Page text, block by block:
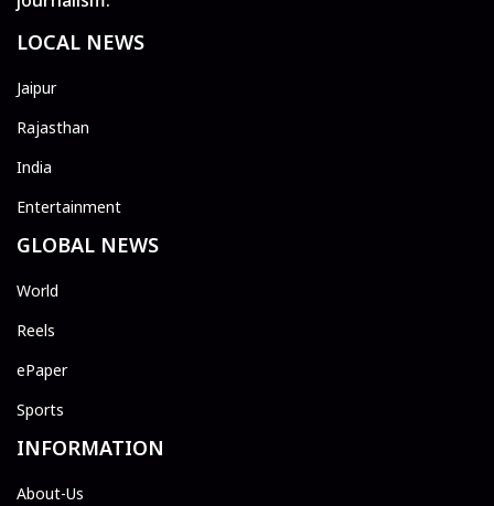
LOCAL NEWS
Jaipur
Rajasthan
India
Entertainment
GLOBAL NEWS
World
Reels
ePaper
Sports
INFORMATION
About-Us